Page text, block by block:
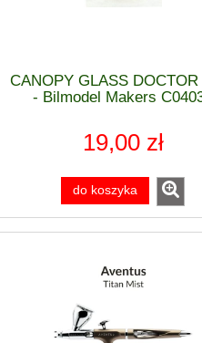
CANOPY GLASS DOCTOR
- Bilmodel Makers
19,00 zł
do koszyka